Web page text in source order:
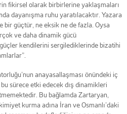
fikirsel olarak birbirlerine yaklaşmaları
dayanışma ruhu yaratılacaktır. Yazara
bir güçtür, ne eksik ne de fazla. Oysa
ve daha dinamik gücü
güçler kendilerini sergilediklerinde bizatihi
anayasallaşması önündeki iç
sürece etki edecek dış dinamikleri
Bu bağlamda Zartaryan,
kurma adına İran ve Osmanlı’daki